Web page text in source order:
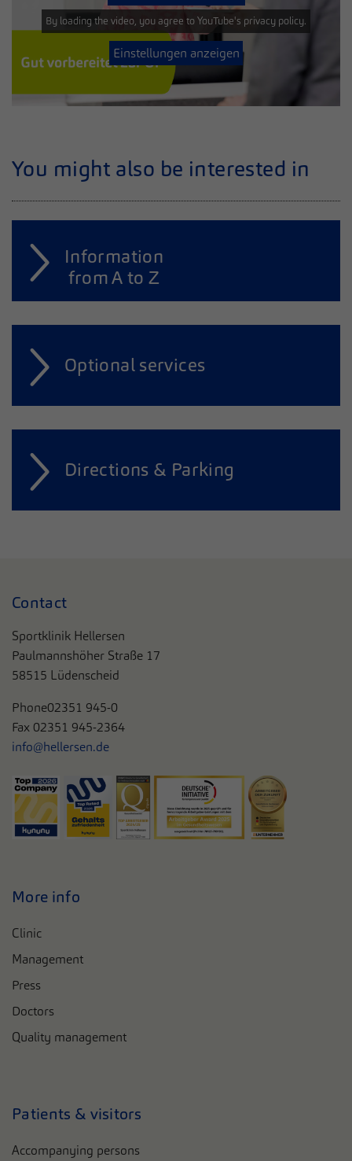
By loading the video, you agree to YouTube's privacy policy.
Einstellungen anzeigen
You might also be interested in
Information
from A to Z
Optional services
Directions & Parking
Contact
Sportklinik Hellersen
Paulmannshöher Straße 17
58515 Lüdenscheid
Phone02351 945-0
Fax 02351 945-2364
info@hellersen.de
More info
Clinic
Management
Press
Doctors
Quality management
Patients & visitors
Accompanying persons